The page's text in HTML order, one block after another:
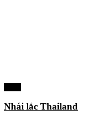
Nhái lắc Thailand